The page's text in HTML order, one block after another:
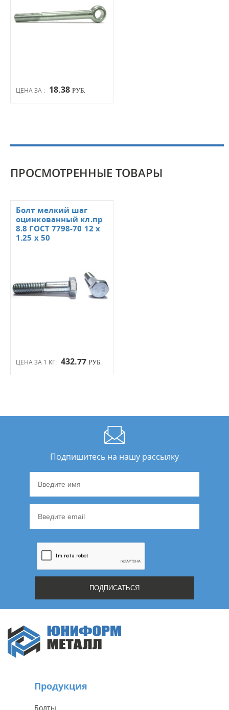
ЦЕНА ЗА : 18.38 РУБ.
ПРОСМОТРЕННЫЕ ТОВАРЫ
ЦЕНА ЗА 1 КГ: 432.77 РУБ.
Болт мелкий шаг
оцинкованный кл.пр
8.8 ГОСТ 7798-70 12 х
1.25 х 50
Подпишитесь на нашу рассылку
Продукция
Болты